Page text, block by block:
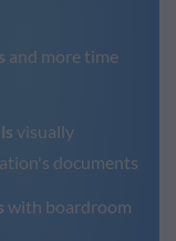
and more time
visually
documents
with boardroom